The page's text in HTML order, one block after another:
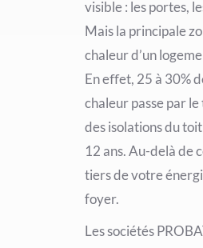
visible : les portes,
Mais la principale
chaleur d’un
En eﬀet, 25 à 30%
chaleur passe par
des isolations du
12 ans. Au-delà de
tiers de votre
foyer.
Les sociétés